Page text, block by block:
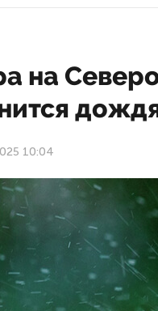
на
10:04